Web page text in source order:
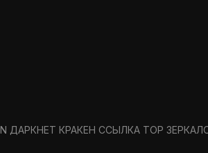
ДАРКНЕТ КРАКЕН ССЫЛКА ТОР